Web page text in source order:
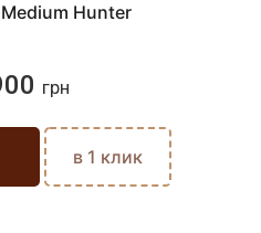
Hunter
грн
в 1 клик